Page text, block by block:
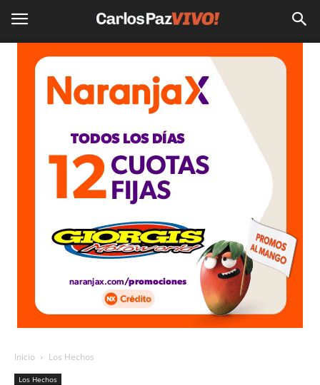
Inicio Los Hechos
Los Hechos